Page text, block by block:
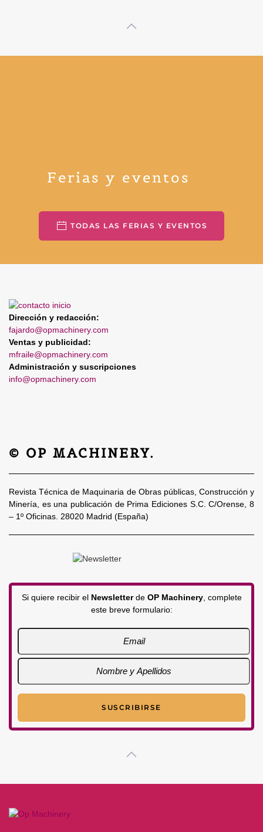
Ferias y eventos
TODAS LAS FERIAS Y EVENTOS
Dirección y redacción:
fajardo@opmachinery.com
Ventas y publicidad:
mfraile@opmachinery.com
Administración y suscripciones
info@opmachinery.com
© OP MACHINERY.
Revista Técnica de Maquinaria de Obras públicas, Construcción y
Minería, es una publicación de Prima Ediciones S.C. C/Orense, 8
– 1º Oficinas. 28020 Madrid (España)
Si quiere recibir el Newsletterde OP Machinery, complete
este breve formulario: